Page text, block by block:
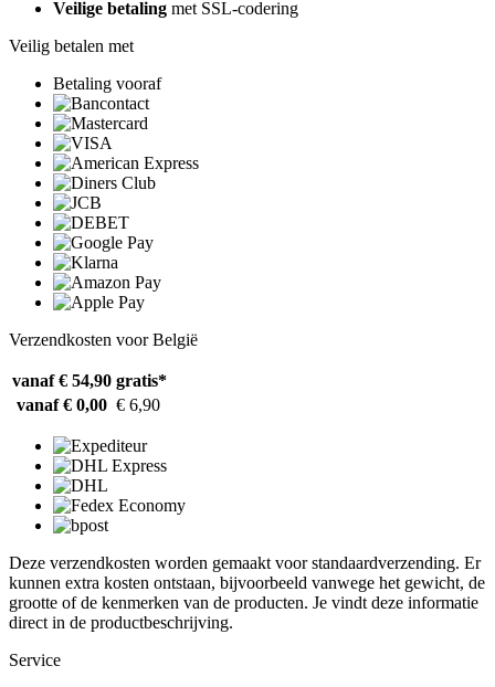
Veilige betaling met SSL-codering
Veilig betalen met
Betaling vooraf
Verzendkosten voor België
vanaf € 54,90 gratis*
vanaf € 0,00 € 6,90
Deze verzendkosten worden gemaakt voor standaardverzending. Er
kunnen extra kosten ontstaan, bijvoorbeeld vanwege het gewicht, de
grootte of de kenmerken van de producten. Je vindt deze informatie
direct in de productbeschrijving.
Service